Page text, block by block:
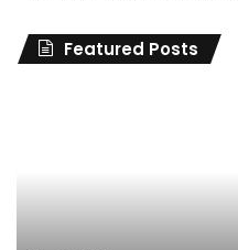
Featured Posts